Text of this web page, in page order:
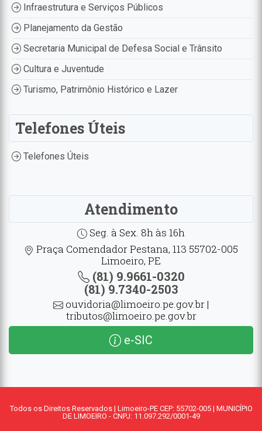
Infraestrutura e Serviços Públicos
Planejamento da Gestão
Secretaria Municipal de Defesa Social e Trânsito
Cultura e Juventude
Turismo, Patrimônio Histórico e Lazer
Telefones Úteis
Telefones Úteis
Atendimento
Seg. à Sex. 8h às 16h
Praça Comendador Pestana, 113 55702-005
Limoeiro, PE
(81) 9.9661-0320
(81) 9.7340-2503
ouvidoria@limoeiro.pe.gov.br |
tributos@limoeiro.pe.gov.br
e-SIC
Todos os Direitos Reservados | Limoeiro-PE CEP: 55702-005 | MUNICÍPIO
DE LIMOEIRO - CNPJ: 11.097.292/0001-49